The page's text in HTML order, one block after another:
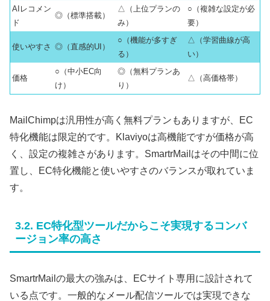
AIレコメン
ド
◎（標準搭載）
△（上位プランの
み）
○（複雑な設定が必
要）
使いやすさ ◎（直感的UI）
○（機能が多すぎ
る）
△（学習曲線が高
い）
価格
○（中小EC向
け）
◎（無料プランあ
り）
△（高価格帯）
MailChimpは汎用性が高く無料プランもありますが、EC
特化機能は限定的です。Klaviyoは高機能ですが価格が高
く、設定の複雑さがあります。SmartrMailはその中間に位
置し、EC特化機能と使いやすさのバランスが取れていま
す。
3.2. EC特化型ツールだからこそ実現するコンバ
ージョン率の高さ
SmartrMailの最大の強みは、ECサイト専用に設計されて
いる点です。一般的なメール配信ツールでは実現できな